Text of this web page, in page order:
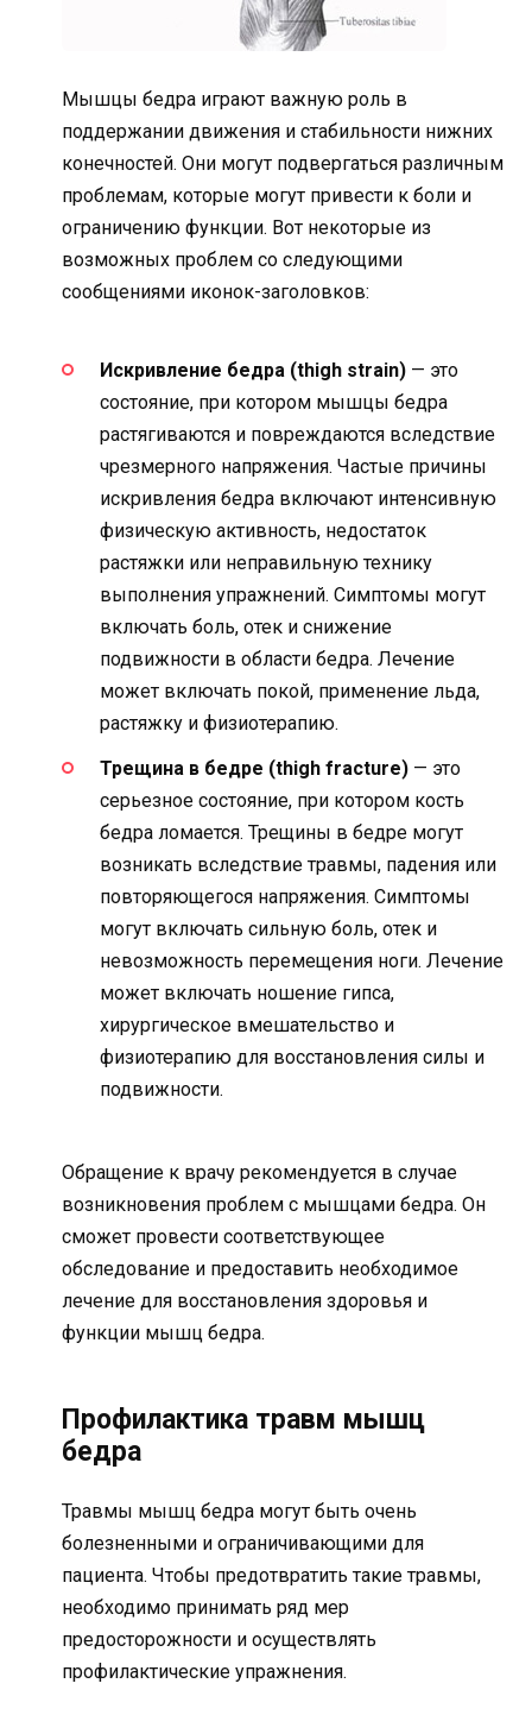
Мышцы бедра играют важную роль в
поддержании движения и стабильности нижних
конечностей. Они могут подвергаться различным
проблемам, которые могут привести к боли и
ограничению функции. Вот некоторые из
возможных проблем со следующими
сообщениями иконок-заголовков:
Искривление бедра (thigh strain) — это
состояние, при котором мышцы бедра
растягиваются и повреждаются вследствие
чрезмерного напряжения. Частые причины
искривления бедра включают интенсивную
физическую активность, недостаток
растяжки или неправильную технику
выполнения упражнений. Симптомы могут
включать боль, отек и снижение
подвижности в области бедра. Лечение
может включать покой, применение льда,
растяжку и физиотерапию.
Трещина в бедре (thigh fracture) — это
серьезное состояние, при котором кость
бедра ломается. Трещины в бедре могут
возникать вследствие травмы, падения или
повторяющегося напряжения. Симптомы
могут включать сильную боль, отек и
невозможность перемещения ноги. Лечение
может включать ношение гипса,
хирургическое вмешательство и
физиотерапию для восстановления силы и
подвижности.
Обращение к врачу рекомендуется в случае
возникновения проблем с мышцами бедра. Он
сможет провести соответствующее
обследование и предоставить необходимое
лечение для восстановления здоровья и
функции мышц бедра.
Профилактика травм мышц
бедра
Травмы мышц бедра могут быть очень
болезненными и ограничивающими для
пациента. Чтобы предотвратить такие травмы,
необходимо принимать ряд мер
предосторожности и осуществлять
профилактические упражнения.